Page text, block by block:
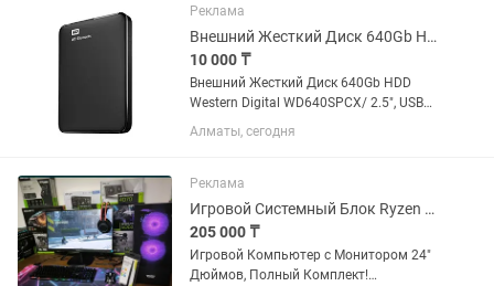
хорошем...
Реклама
Внешний Жесткий Диск 640Gb HDD Western Digital WD10SPCX/ 2.5, USB 3.0/3.1,
10 000 ₸
Внешний Жесткий Диск 640Gb HDD
Western Digital WD640SPCX/ 2.5", USB
3.0/3.1, 6 Гбит/c, Цвет: Черный, Новый.
Алматы, сегодня
Реклама
Игровой Системный Блок Ryzen 5 3600 / RX570 8GB / 16GB DDR4 / SSD NVMe
205 000 ₸
Игровой Компьютер с Монитором 24"
Дюймов, Полный Комплект!